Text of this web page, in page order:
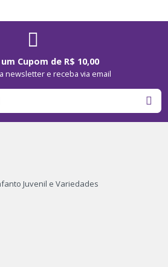
Cupom de R$ 10,00
newsletter e receba via email
Juvenil e Variedades